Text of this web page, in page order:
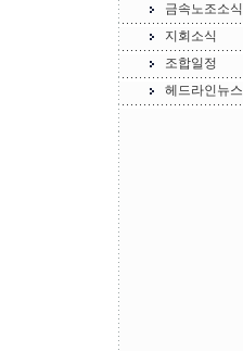
금속노조소식
지회소식
조합일정
헤드라인뉴스